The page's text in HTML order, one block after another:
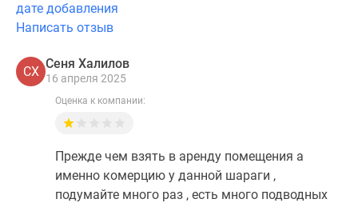
дате добавления
Написать отзыв
СХ
Сеня Халилов
16 апреля 2025
Оценка к компании:
Прежде чем взять в аренду помещения а
именно комерцию у данной шараги ,
подумайте много раз , есть много подводных